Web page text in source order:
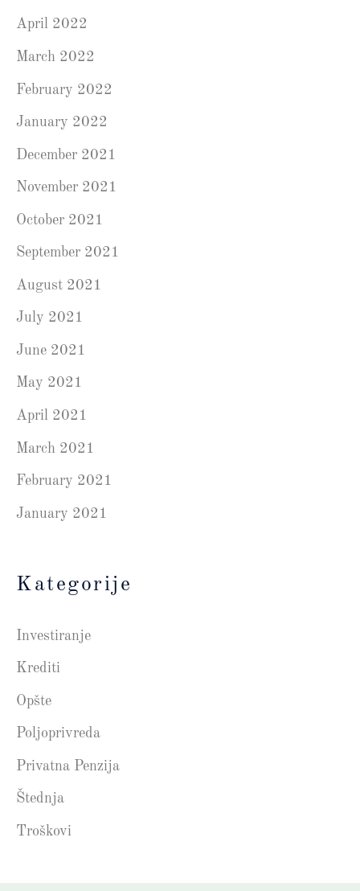
April 2022
March 2022
February 2022
January 2022
December 2021
November 2021
October 2021
September 2021
August 2021
July 2021
June 2021
May 2021
April 2021
March 2021
February 2021
January 2021
Kategorije
Investiranje
Krediti
Opšte
Poljoprivreda
Privatna Penzija
Štednja
Troškovi